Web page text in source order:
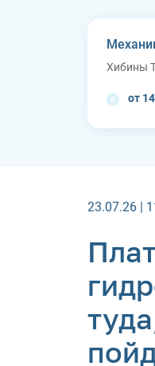
Хибины
от
23.07.26 |